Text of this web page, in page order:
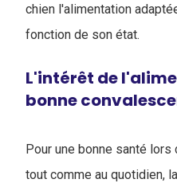
chien l'alimentation
fonction de son état.
L'intérêt de
bonne
Pour une bonne santé lors
tout comme au quotidien, la